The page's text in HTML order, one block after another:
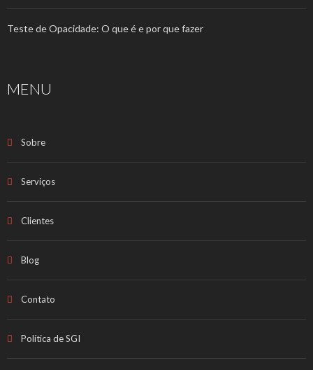
Teste de Opacidade: O que é e por que fazer
MENU
Sobre
Serviços
Clientes
Blog
Contato
Política de SGI